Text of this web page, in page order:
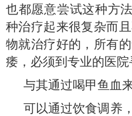
也都愿意尝试这种方
种治疗起来很复杂而
物就治疗好的，所有
痿，必须到专业的医
与其通过喝甲鱼血
可以通过饮食调养